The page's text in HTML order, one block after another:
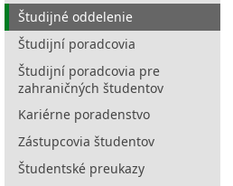
Študijné oddelenie
Študijní poradcovia
Študijní poradcovia pre
zahraničných študentov
Kariérne poradenstvo
Zástupcovia študentov
Študentské preukazy